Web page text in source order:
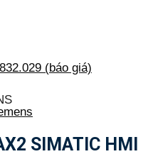
(báo giá)
SIMATIC HMI